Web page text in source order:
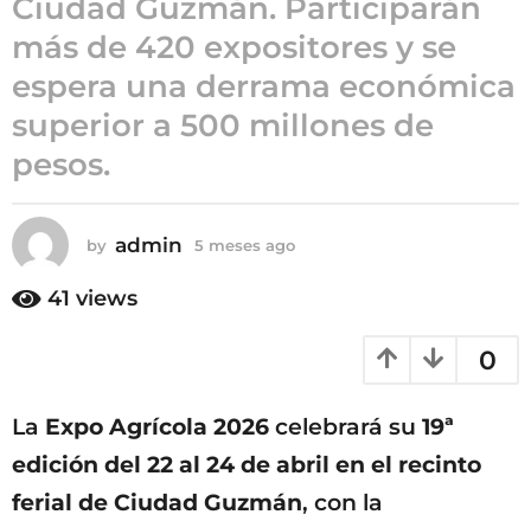
5
m
e
e
s
g
o
Ciudad Guzmán. Participarán
más de 420 expositores y se
espera una derrama económica
superior a 500 millones de
pesos.
by admin 5 meses ago
o
41 views
0
La Expo Agrícola 2026 celebrará su 19ª
edición del 22 al 24 de abril en el recinto
ferial de Ciudad Guzmán, con la